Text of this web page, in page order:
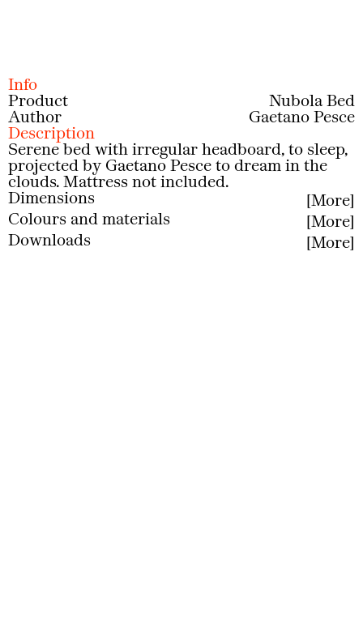
Info
Product Nubola Bed
Author Gaetano Pesce
Description
Serene bed with irregular headboard, to sleep,
projected by Gaetano Pesce to dream in the
clouds. Mattress not included.
Dimensions
More
Less
Colours and materials
More
Less
Downloads
More